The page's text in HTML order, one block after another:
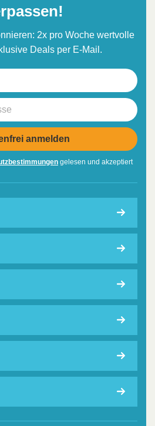
2x pro Woche wertvolle
Deals per E-Mail.
gelesen und akzeptiert